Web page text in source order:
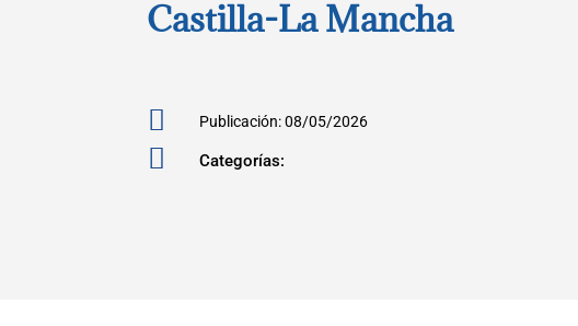
Castilla-La Mancha
 Publicación: 08/05/2026
 Categorías: